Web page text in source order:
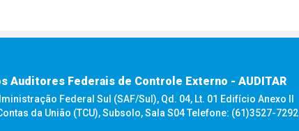
Auditores Federais de Controle Externo - AUDITAR
Federal Sul (SAF/Sul), Qd. 04, Lt. 01 Edifício Anexo II
da União (TCU), Subsolo, Sala S04 Telefone: (61)3527-7292